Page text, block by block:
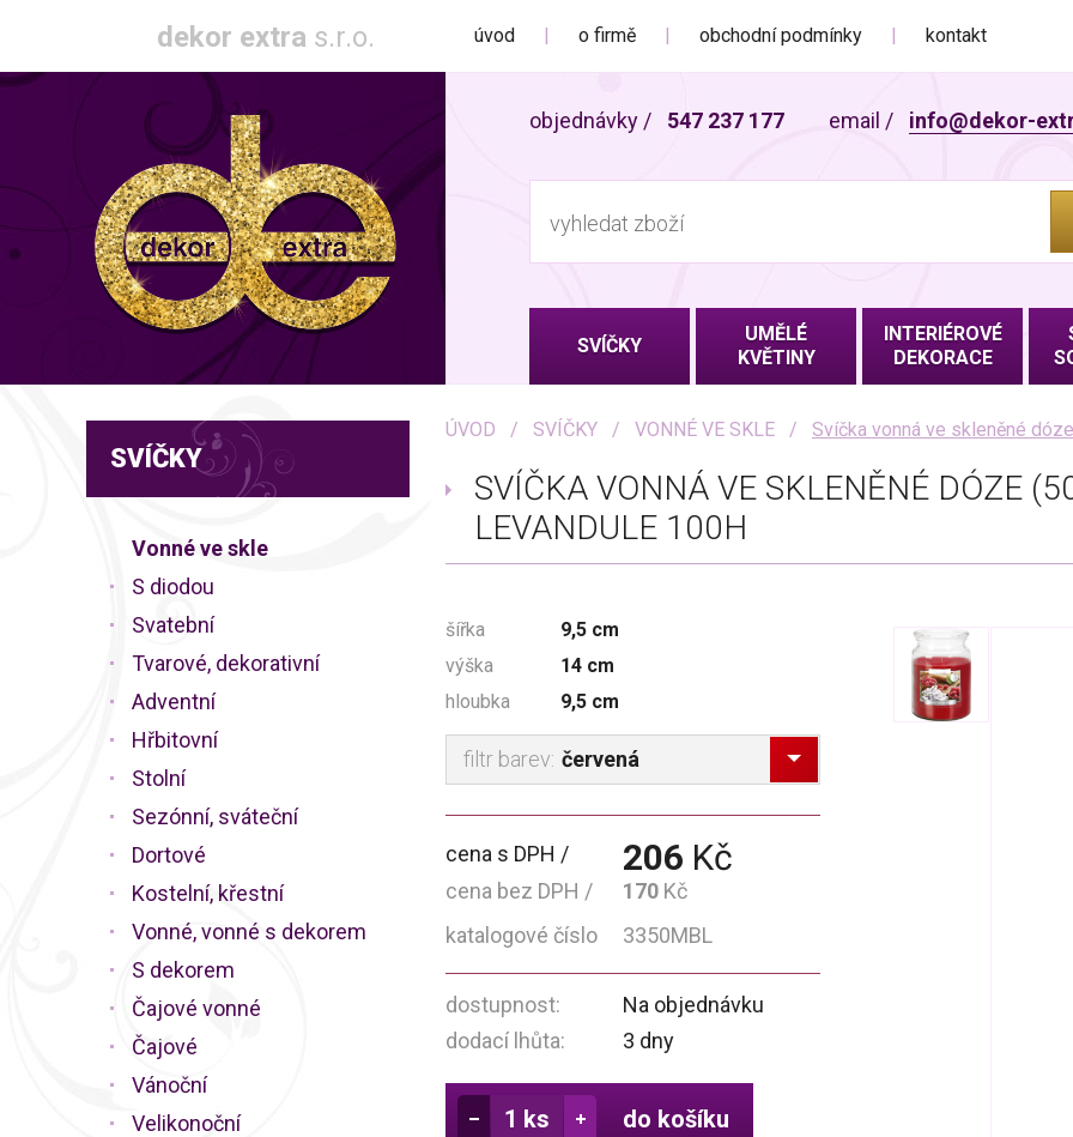
úvod o firmě obchodní podmínky kontakt
dekor extra s.r.o.
objednávky / 547 237 177 email / info@dekor-
SVÍČKY
UMĚLÉ
KVĚTINY
INTERIÉROVÉ
DEKORACE
SVÍČKY
Vonné ve skle
S diodou
Svatební
Tvarové, dekorativní
Adventní
Hřbitovní
Stolní
Sezónní, sváteční
Dortové
Kostelní, křestní
Vonné, vonné s dekorem
S dekorem
Čajové vonné
Čajové
Vánoční
Velikonoční
ÚVOD SVÍČKY VONNÉ VE SKLE Svíčka vonná ve skleněné
SVÍČKA VONNÁ VE SKLENĚNÉ DÓZE
LEVANDULE 100H
šířka
9,5 cm
výška
14 cm
hloubka
9,5 cm
filtr barev: červená
cena s DPH 206 Kč
cena bez DPH 170 Kč
katalogové číslo
3350MBL
dostupnost:
Na objednávku
dodací lhůta:
3 dny
do košíku